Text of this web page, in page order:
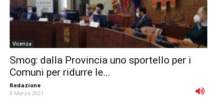
Vicenza
Smog: dalla Provincia uno sportello per i
Comuni per ridurre le...
Redazione -
8 Marzo 2021